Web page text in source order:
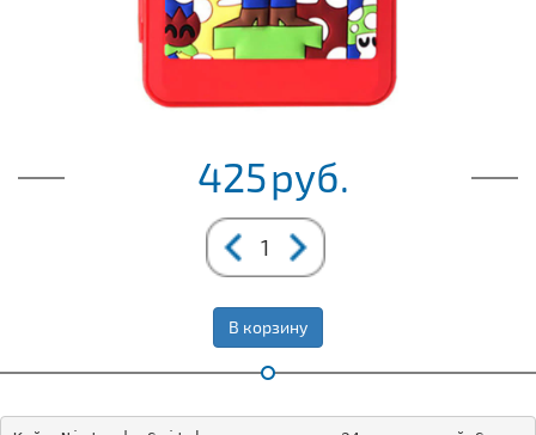
425руб.
В корзину